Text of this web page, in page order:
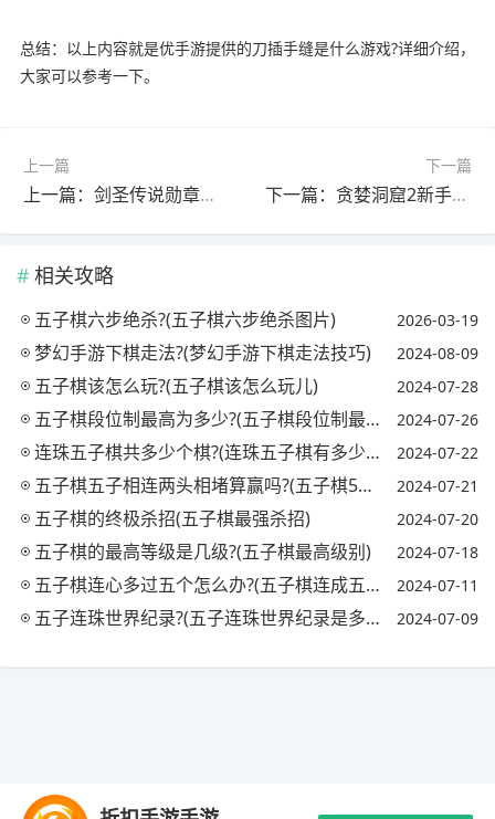
总结：以上内容就是优手游提供的刀插手缝是什么游戏?详细介绍，
大家可以参考一下。
上一篇
上一篇：剑圣传说勋章选哪个?(剑圣传说勋章选哪个技能)
下一篇
下一篇：贪婪洞窟2新手玩什么职业?(贪婪洞窟2新手玩什么职业最好)
相关攻略
五子棋六步绝杀?(五子棋六步绝杀图片) 2026-03-19
梦幻手游下棋走法?(梦幻手游下棋走法技巧) 2024-08-09
五子棋该怎么玩?(五子棋该怎么玩儿) 2024-07-28
五子棋段位制最高为多少?(五子棋段位制最高为多少段?) 2024-07-26
连珠五子棋共多少个棋?(连珠五子棋有多少个棋子) 2024-07-22
五子棋五子相连两头相堵算赢吗?(五子棋5子相连后拿走那个棋子) 2024-07-21
五子棋的终极杀招(五子棋最强杀招) 2024-07-20
五子棋的最高等级是几级?(五子棋最高级别) 2024-07-18
五子棋连心多过五个怎么办?(五子棋连成五个后怎么办) 2024-07-11
五子连珠世界纪录?(五子连珠世界纪录是多少) 2024-07-09
Copyright © 2021-2035 优手游 版权所有 网站备案号：